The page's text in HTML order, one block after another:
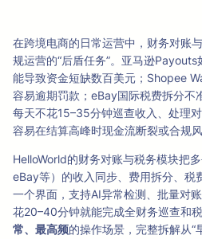
在跨境电商的日常运营中，财务对账
规运营的“后盾任务”。亚马逊
能导致资金短缺数百美元；Shopee
容易逾期罚款；eBay国际税费拆分
每天不花15–35分钟巡查收入、处理
容易在结算高峰时现金流断裂或合规风
HelloWorld的财务对账与税务模块把
eBay等）的收入同步、费用拆分、税
一个界面，支持AI异常检测、批量对
花20–40分钟就能完成全财务巡查和
常、最高频的操作场景，完整拆解从“